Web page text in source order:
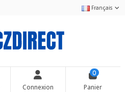
Français
Connexion
0
Panier